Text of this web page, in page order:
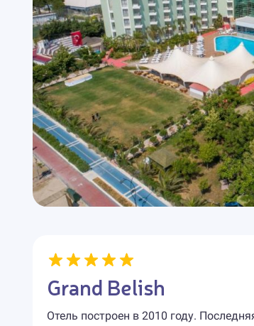
Grand Belish
Отель построен в 2010 году.